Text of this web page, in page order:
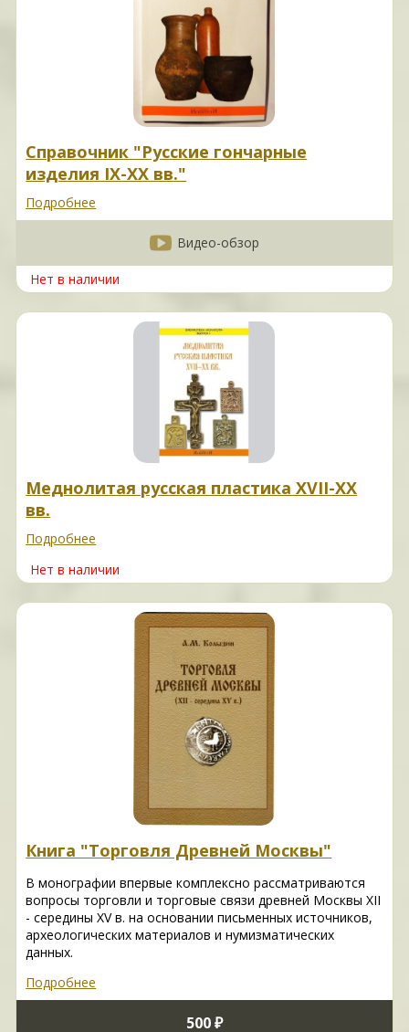
Справочник "Русские гончарные
изделия IX-XX вв."
Подробнее
Видео-обзор
Нет в наличии
Меднолитая русская пластика XVII-XX
вв.
Подробнее
Нет в наличии
Книга "Торговля Древней Москвы"
В монографии впервые комплексно рассматриваются
вопросы торговли и торговые связи древней Москвы XII
- середины XV в. на основании письменных источников,
археологических материалов и нумизматических
данных.
Подробнее
500 ₽